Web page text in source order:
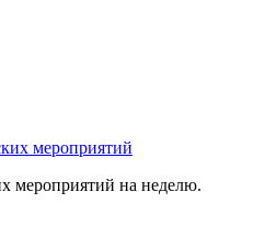
мероприятий на неделю.